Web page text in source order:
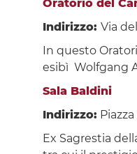
Oratorio del
Indirizzo: Via
In questo
esibì Wolfgang
Sala Baldini
Indirizzo:
Ex Sagrestia